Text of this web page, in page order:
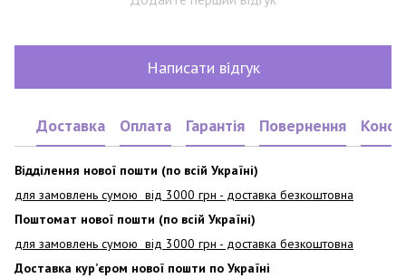
Написати відгук
Доставка Оплата Гарантія Повернення
Відділення нової пошти (по всій Україні)
для замовлень сумою від 3000 грн - доставка безкоштовна
Поштомат нової пошти (по всій Україні)
для замовлень сумою від 3000 грн - доставка безкоштовна
Доставка кур’єром нової пошти по Україні